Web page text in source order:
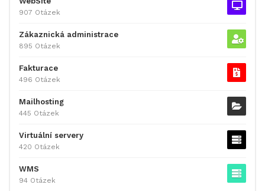
907 Otázek
Zákaznická administrace
895 Otázek
Fakturace
496 Otázek
Mailhosting
445 Otázek
Virtuální servery
420 Otázek
WMS
94 Otázek